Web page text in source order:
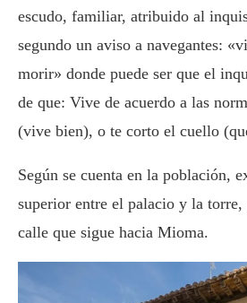
escudo, familiar, atribuido al
segundo un aviso a navegantes:
morir» donde puede ser que el
de que: Vive de acuerdo a las
(vive bien), o te corto el cuello
Según se cuenta en la población,
superior entre el palacio y la torre,
calle que sigue hacia Mioma.